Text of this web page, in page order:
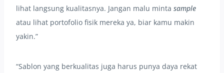
lihat langsung kualitasnya. Jangan malu minta sample
atau lihat portofolio fisik mereka ya, biar kamu makin
yakin.”
“Sablon yang berkualitas juga harus punya daya rekat